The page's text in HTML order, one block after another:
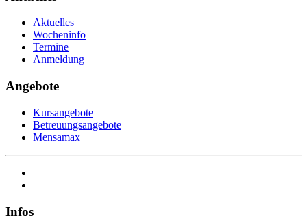
Aktuelles
Wocheninfo
Termine
Anmeldung
Angebote
Kursangebote
Betreuungsangebote
Mensamax
Infos